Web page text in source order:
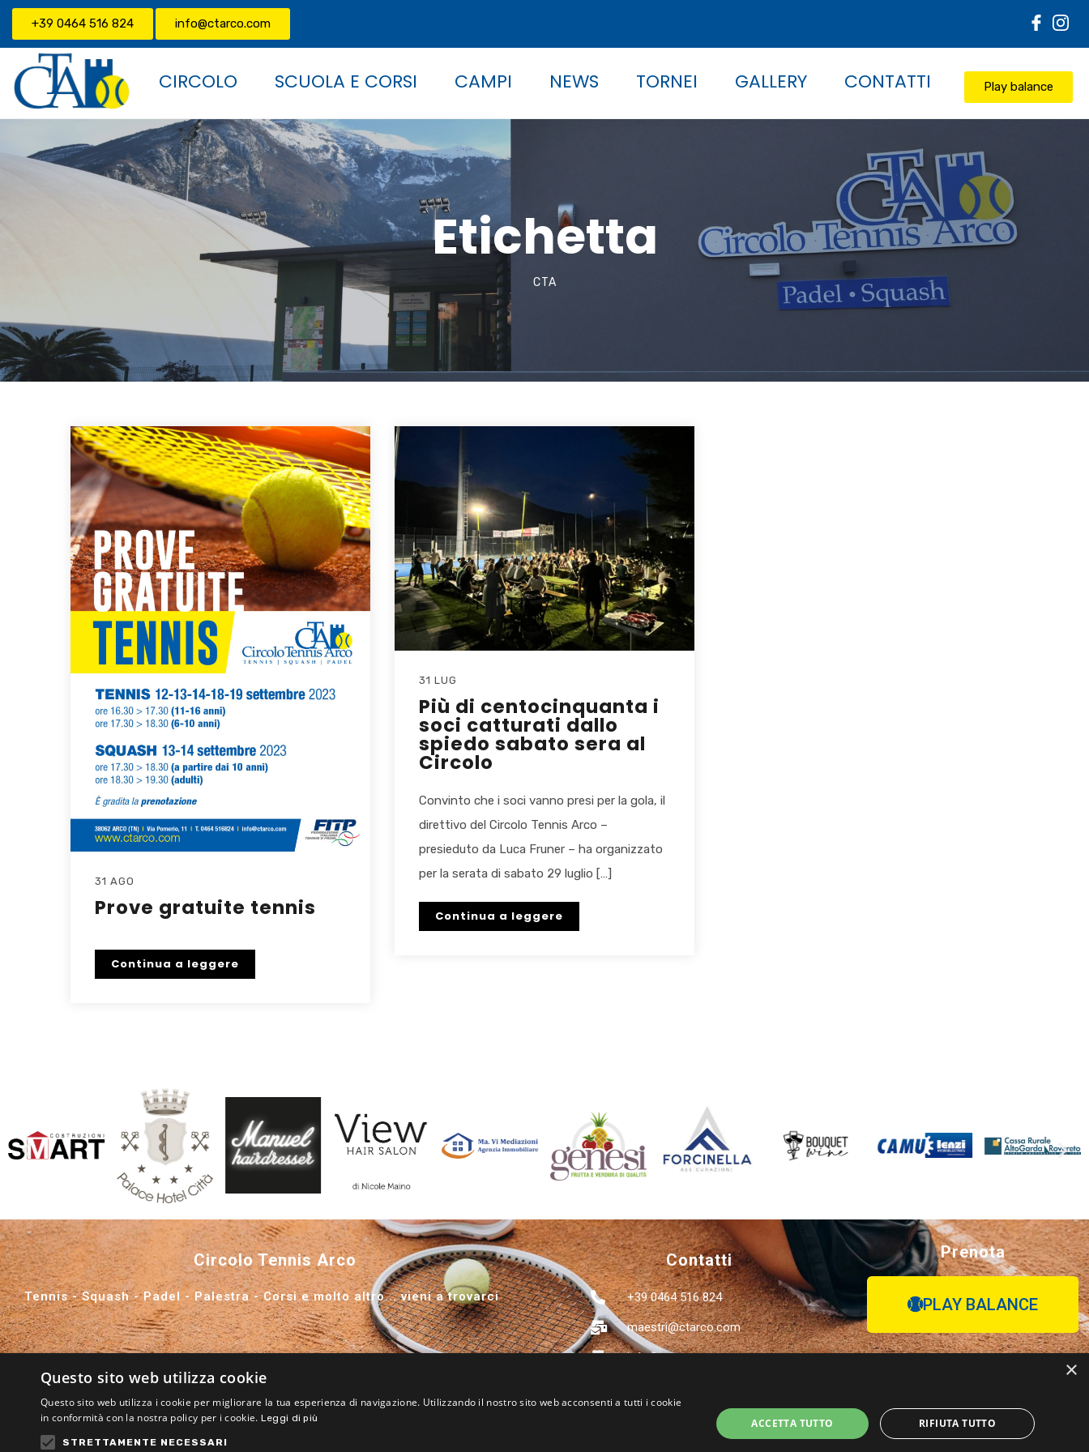
+39 0464 516 824 info@ctarco.com
CIRCOLO SCUOLA E CORSI CAMPI NEWS TORNEI GALLERY CONTATTI Play balance
Etichetta
CTA
31 AGO
Prove gratuite tennis
Continua a leggere
31 LUG
Più di centocinquanta i
soci catturati dallo
spiedo sabato sera al
Circolo
Convinto che i soci vanno presi per la gola, il
direttivo del Circolo Tennis Arco –
presieduto da Luca Fruner – ha organizzato
per la serata di sabato 29 luglio […]
Continua a leggere
Circolo Tennis Arco
Tennis - Squash - Padel - Palestra - Corsi e molto altro... vieni a trovarci
Contatti
+39 0464 516 824
maestri@ctarco.com
info@ctarco.com
(TN)
Prenota
PLAY BALANCE
×
Questo sito web utilizza cookie
Questo sito web utilizza i cookie per migliorare la tua esperienza di navigazione. Utilizzando il nostro sito web acconsenti a tutti i cookie
in conformità con la nostra policy per i cookie. Leggi di più
STRETTAMENTE NECESSARI
ACCETTA TUTTO RIFIUTA TUTTO